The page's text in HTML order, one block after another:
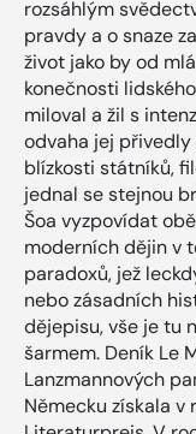
rozsáhlým
pravdy a o snaze
život jako by od
konečnosti
miloval a žil s
odvaha jej
blízkosti státníků,
jednal se stejnou
Šoa vyzpovídat
moderních dějin v
paradoxů, jež
nebo zásadních
dějepisu, vše je tu
šarmem. Deník Le
Lanzmannových
Německu získala v